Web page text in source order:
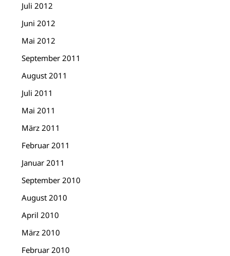
Juli 2012
Juni 2012
Mai 2012
September 2011
August 2011
Juli 2011
Mai 2011
März 2011
Februar 2011
Januar 2011
September 2010
August 2010
April 2010
März 2010
Februar 2010